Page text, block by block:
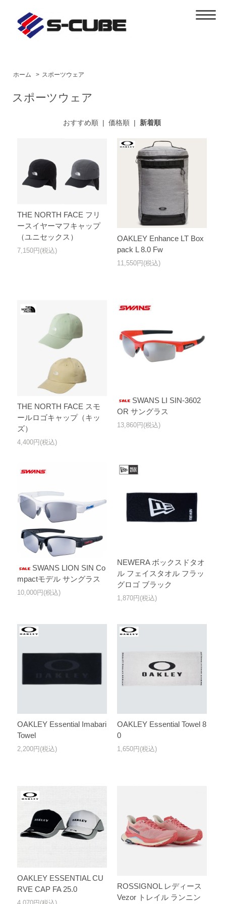
ホーム > スポーツウェア
スポーツウェア
おすすめ順| 価格順| 新着順
THE NORTH FACE フリ
ースイヤーマフキャップ
（ユニセックス）
7,150円(税込)
OAKLEY Enhance LT Box
pack L 8.0 Fw
11,550円(税込)
THE NORTH FACE スモ
ールロゴキャップ（キッ
ズ）
4,400円(税込)
SWANS LI SIN-3602
OR サングラス
13,860円(税込)
SWANS LION SIN Co
mpactモデル サングラス
10,000円(税込)
NEWERA ボックスドタオ
ル フェイスタオル フラッ
グロゴ ブラック
1,870円(税込)
OAKLEY Essential Imabari
Towel
2,200円(税込)
OAKLEY Essential Towel 8
0
1,650円(税込)
OAKLEY ESSENTIAL CU
RVE CAP FA 25.0
ROSSIGNOL レディース
Vezor トレイル ランニン